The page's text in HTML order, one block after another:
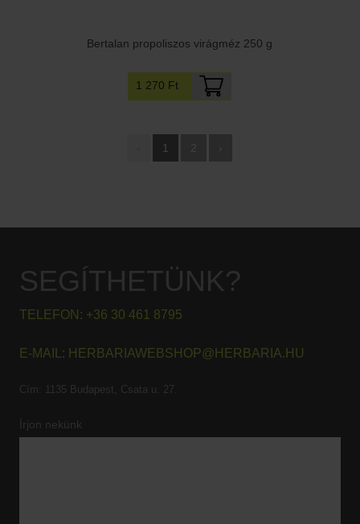
Bertalan propoliszos virágméz 250 g
1 270 Ft
1
SEGÍTHETÜNK?
TELEFON: +36 30 461 8795
E-MAIL: HERBARIAWEBSHOP@HERBARIA.HU
Cím: 1135 Budapest, Csata u. 27.
Írjon nekünk